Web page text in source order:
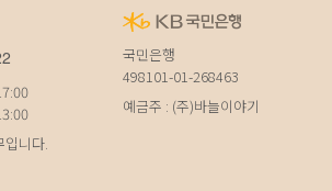
니다.
국민은행
498101-01-268463
예금주 : (주)바늘이야기